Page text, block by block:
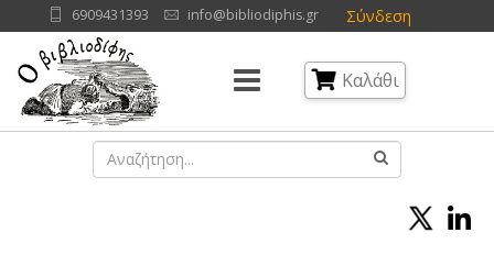
Σύνδεση
6909431393 info@bibliodiphis.gr
Καλάθι